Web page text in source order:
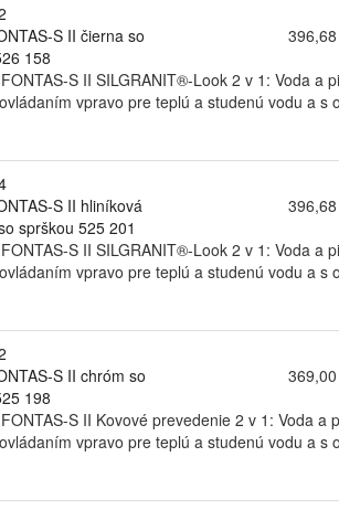
S II čierna so
158
S II SILGRANIT®-Look 2 v 1: Voda
vpravo pre teplú a studenú vodu a s
S II hliníková
sprškou 525 201
S II SILGRANIT®-Look 2 v 1: Voda
vpravo pre teplú a studenú vodu a s
S II chróm so
198
S II Kovové prevedenie 2 v 1: Voda
vpravo pre teplú a studenú vodu a s